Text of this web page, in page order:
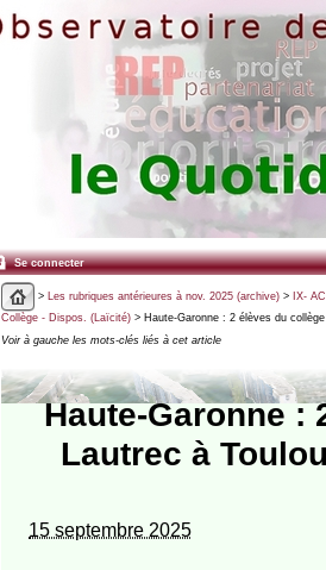
Se connecter
> Les rubriques antérieures à nov. 2025 (archive)> IX-
Collège - Dispos. (Laïcité)> Haute-Garonne : 2 élèves du
Voir à gauche les mots-clés liés à cet article
Haute-Garonne :
Lautrec à
15 septembre 2025